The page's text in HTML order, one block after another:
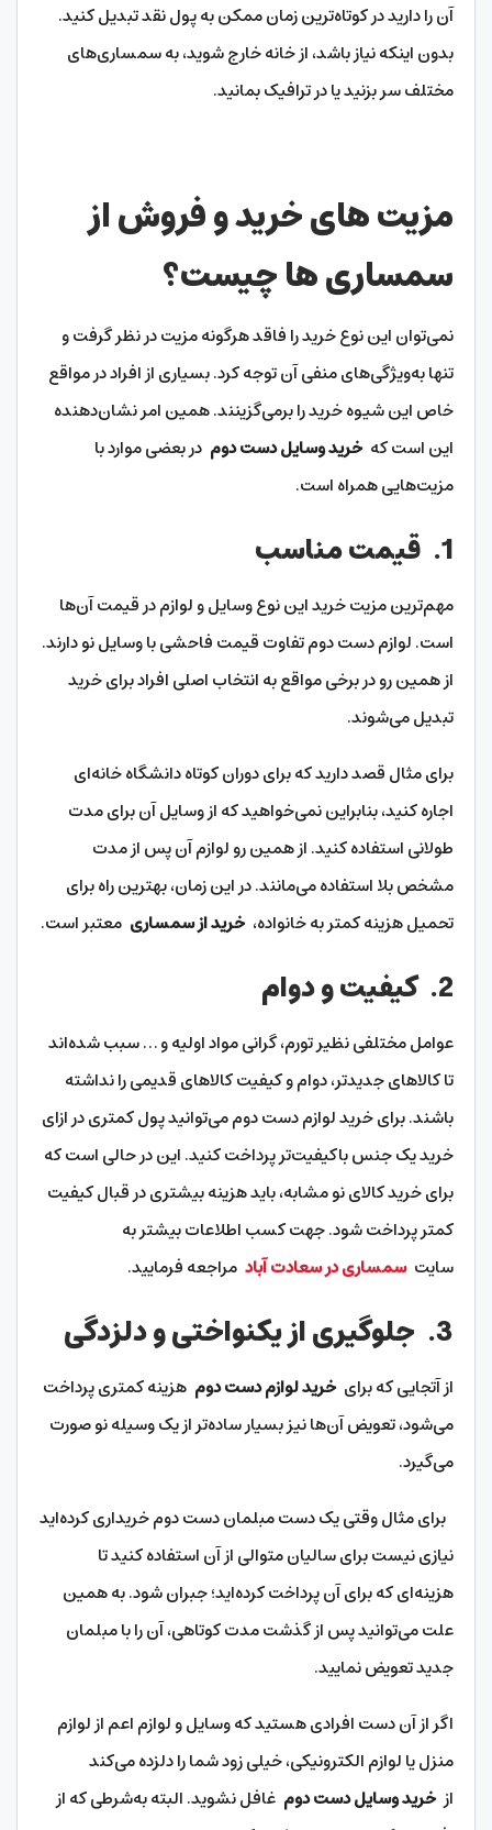
آن را دارید در کوتاه‌ترین زمان ممکن به پول نقد تبدیل کنید.
بدون اینکه نیاز باشد، از خانه خارج شوید، به سمساری‌های
مختلف سر بزنید یا در ترافیک بمانید.
مزیت های خرید و فروش از
سمساری ها چیست؟
نمی‌توان این نوع خرید را فاقد هرگونه مزیت در نظر گرفت و
تنها به‌ویژگی‌های منفی آن توجه کرد. بسیاری از افراد در مواقع
خاص این شیوه خرید را برمی‌گزینند. همین امر نشان‌دهنده
این است کهخرید وسایل دست دوم در بعضی موارد با
مزیت‌هایی همراه است.
1. قیمت مناسب
مهم‌ترین مزیت خرید این نوع وسایل و لوازم در قیمت آن‌ها
است. لوازم دست دوم تفاوت قیمت فاحشی با وسایل نو دارند.
از همین رو در برخی مواقع به انتخاب اصلی افراد برای خرید
تبدیل می‌شوند.
برای مثال قصد دارید که برای دوران کوتاه دانشگاه خانه‌ای
اجاره کنید، بنابراین نمی‌خواهید که از وسایل آن برای مدت
طولانی استفاده کنید. از همین رو لوازم آن پس از مدت
مشخص بلا استفاده می‌مانند. در این زمان، بهترین راه برای
تحمیل هزینه کمتر به خانواده،خرید از سمساری معتبر است.
2. کیفیت و دوام
عوامل مختلفی نظیر تورم، گرانی مواد اولیه و … سبب شده‌اند
تا کالاهای جدیدتر، دوام و کیفیت کالاهای قدیمی را نداشته
باشند. برای خرید لوازم دست دوم می‌توانید پول کمتری در ازای
خرید یک جنس باکیفیت‌تر پرداخت کنید. این در حالی است که
برای خرید کالای نو مشابه، باید هزینه بیشتری در قبال کیفیت
کمتر پرداخت شود. جهت کسب اطلاعات بیشتر به
سایتسمساری در سعادت آباد مراجعه فرمایید.
3. جلوگیری از یکنواختی و دلزدگی
از آتجایی که برایخرید لوازم دست دوم هزینه کمتری پرداخت
می‌شود، تعویض آن‌ها نیز بسیار ساده‌تر از یک وسیله نو صورت
می‌گیرد.
برای مثال وقتی یک دست مبلمان دست دوم خریداری کرده‌اید
نیازی نیست برای سالیان متوالی از آن استفاده کنید تا
هزینه‌ای که برای آن پرداخت کرده‌اید؛ جبران شود. به همین
علت می‌توانید پس از گذشت مدت کوتاهی، آن را با مبلمان
جدید تعویض نمایید.
اگر از آن دست افرادی هستید که وسایل و لوازم اعم از لوازم
منزل یا لوازم الکترونیکی، خیلی زود شما را دلزده می‌کند
ازخرید وسایل دست دوم غافل نشوید. البته به‌شرطی که از